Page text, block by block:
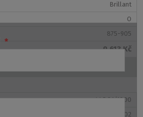
Brillant
O
875-905
9 613 Kč
LLDO1/1000
551-1000000-00-02
*